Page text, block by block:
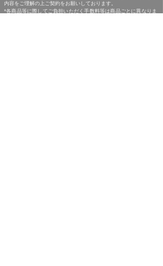
内容をご理解の上ご契約をお願いしております。
*各商品等に際してご負担いただく手数料等は商品ごとに異なりま